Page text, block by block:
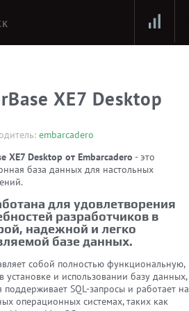
XE7 Desktop
embarcadero
XE7 Desktop от Embarcadero - это
база данных для настольных
для удовлетворения
разработчиков в
надежной и легко
базе данных.
собой полностью функциональную,
установке и использовании базу данных,
поддерживает SQL-запросы и работает на
операционных системах, таких как